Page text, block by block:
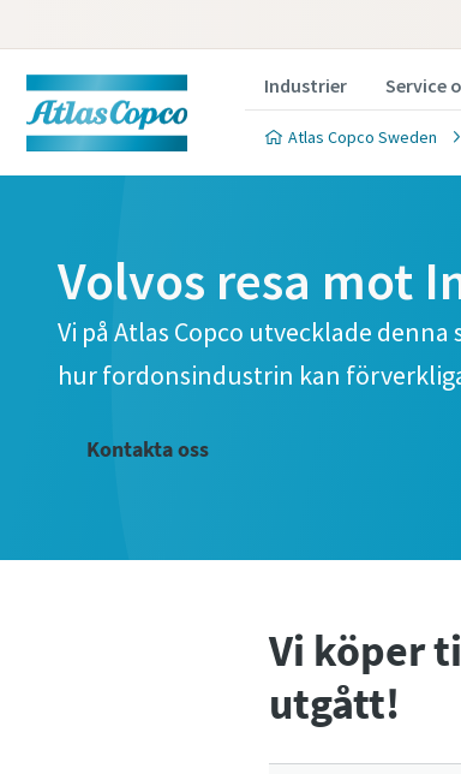
Industrier Service
Atlas Copco Sweden
Volvos resa mot
Vi på Atlas Copco utvecklade
hur fordonsindustrin kan
Kontakta oss
Vi köper
utgått!